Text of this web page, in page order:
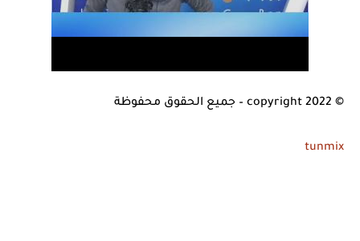
© copyright 2022 – جميع الحقوق محفوظة
tunmix